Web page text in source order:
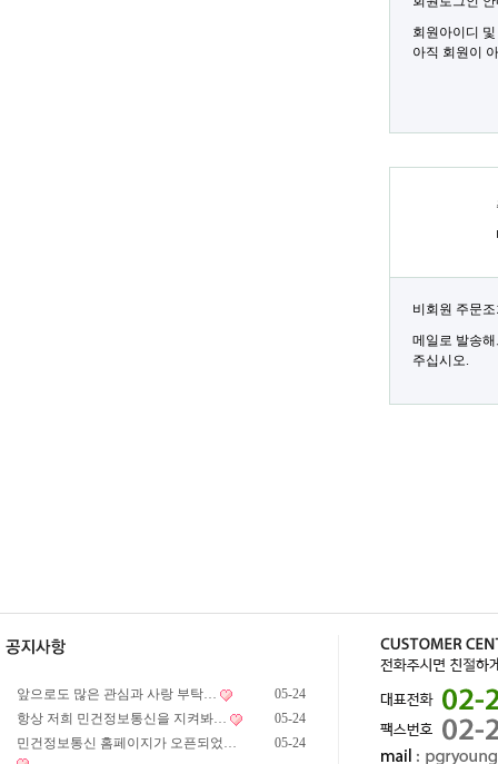
회원아이디
아직 회원이
비회원 주문
메일로 발송
주십시오.
앞으로도 많은 관심과 사랑 부탁…
05-24
항상 저희 민건정보통신을 지켜봐…
05-24
민건정보통신 홈페이지가 오픈되었…
05-24